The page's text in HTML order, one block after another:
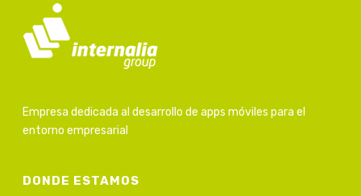
Empresa dedicada al desarrollo de apps móviles para el
entorno empresarial
DONDE ESTAMOS